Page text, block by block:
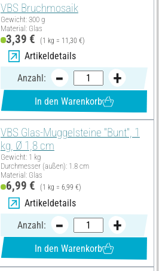
VBS Bruchmosaik
Gewicht: 300 g
Material: Glas
3,39 € (1 kg = 11,30 €)
Artikeldetails
Anzahl:
In den Warenkorb
VBS Glas-Muggelsteine "Bunt", 1
kg, Ø 1,8 cm
Gewicht: 1 kg
Durchmesser (außen): 1.8 cm
Material: Glas
6,99 € (1 kg = 6,99 €)
Artikeldetails
Anzahl:
In den Warenkorb